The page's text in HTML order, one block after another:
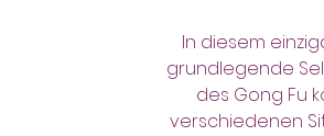
In diesem
grundlegende
des Gong Fu
verschiedenen